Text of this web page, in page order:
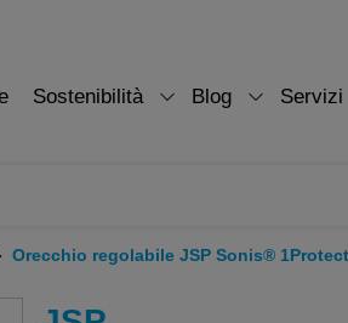
Sostenibilità Blog Servizi
Orecchio regolabile JSP Sonis®